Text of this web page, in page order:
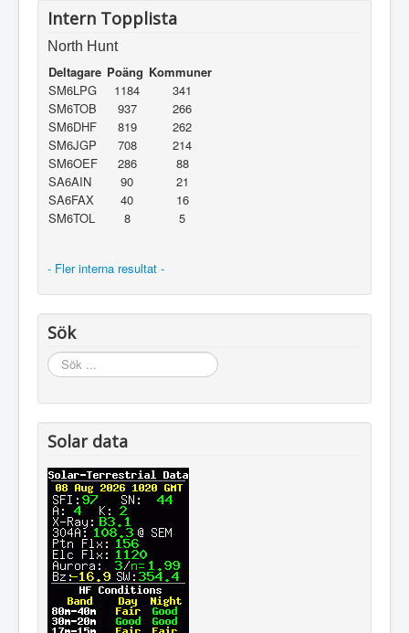
Intern Topplista
North Hunt
Deltagare Poäng Kommuner
SM6LPG
1184
341
SM6TOB
937
266
SM6DHF
819
262
SM6JGP
708
214
SM6OEF
286
88
SA6AIN
90
21
SA6FAX
40
16
SM6TOL
8 5
- Fler interna resultat -
Sök
Sök
...
Solar data